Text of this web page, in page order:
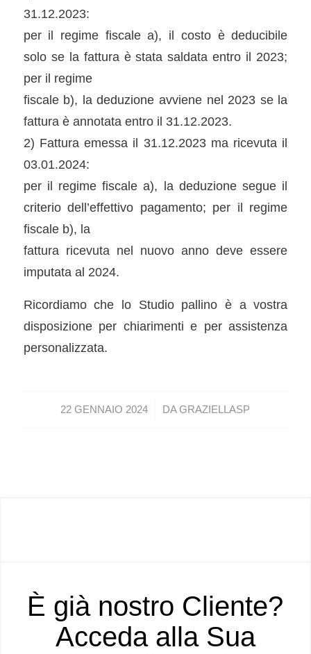
31.12.2023:
per il regime fiscale a), il costo è deducibile
solo se la fattura è stata saldata entro il 2023;
per il regime
fiscale b), la deduzione avviene nel 2023 se la
fattura è annotata entro il 31.12.2023.
2) Fattura emessa il 31.12.2023 ma ricevuta il
03.01.2024:
per il regime fiscale a), la deduzione segue il
criterio dell’effettivo pagamento; per il regime
fiscale b), la
fattura ricevuta nel nuovo anno deve essere
imputata al 2024.
Ricordiamo che lo Studio pallino è a vostra
disposizione per chiarimenti e per assistenza
personalizzata.
22 GENNAIO 2024
/ DAGRAZIELLASP
È già nostro Cliente?
Acceda alla Sua